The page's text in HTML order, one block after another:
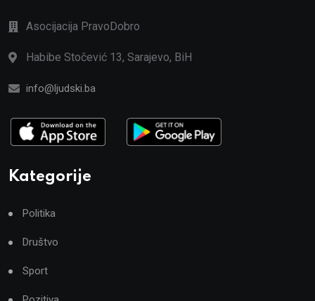
Asocijacija PravoDobro
Habibe Stočević 13, Sarajevo, BiH
info@ljudski.ba
Kategorije
Politika
Društvo
Sport